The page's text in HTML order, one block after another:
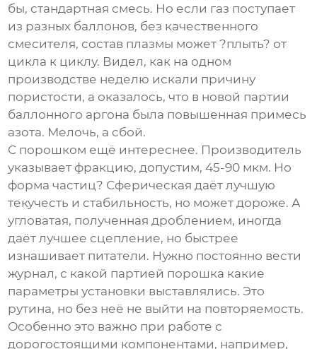
бы, стандартная смесь. Но если газ поступает
из разных баллонов, без качественного
смесителя, состав плазмы может ?плыть? от
цикла к циклу. Видел, как на одном
производстве неделю искали причину
пористости, а оказалось, что в новой партии
баллонного аргона была повышенная примесь
азота. Мелочь, а сбой.
С порошком ещё интереснее. Производитель
указывает фракцию, допустим, 45-90 мкм. Но
форма частиц? Сферическая даёт лучшую
текучесть и стабильность, но может дороже. А
угловатая, полученная дроблением, иногда
даёт лучшее сцепление, но быстрее
изнашивает питатели. Нужно постоянно вести
журнал, с какой партией порошка какие
параметры установки выставлялись. Это
рутина, но без неё не выйти на повторяемость.
Особенно это важно при работе с
дорогостоящими компонентами, например,